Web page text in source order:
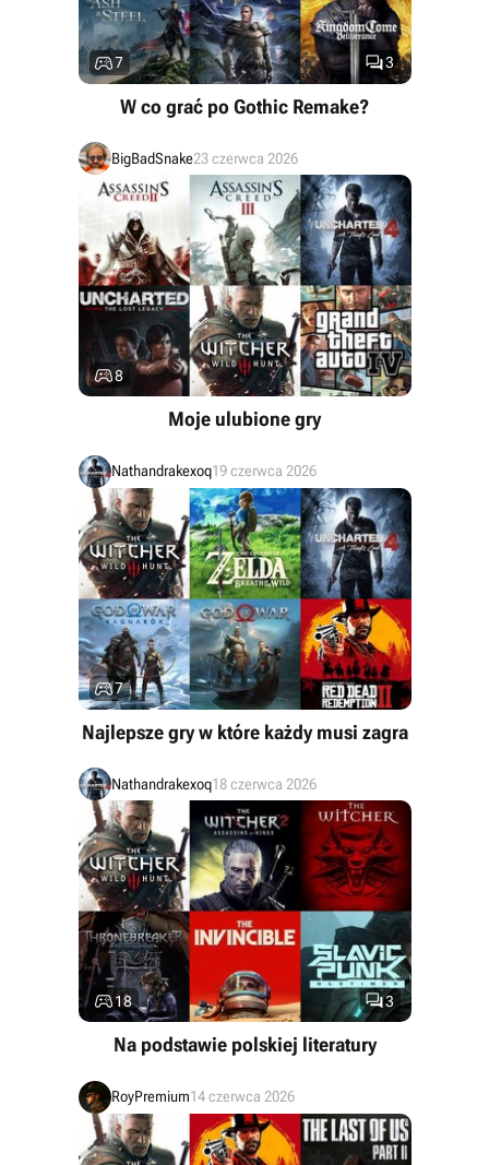
3
7
W co grać po Gothic Remake?
BigBadSnake23 czerwca 2026
8
Moje ulubione gry
Nathandrakexoq19 czerwca 2026
7
Najlepsze gry w które każdy musi zagra
Nathandrakexoq18 czerwca 2026
3
18
Na podstawie polskiej literatury
RoyPremium14 czerwca 2026